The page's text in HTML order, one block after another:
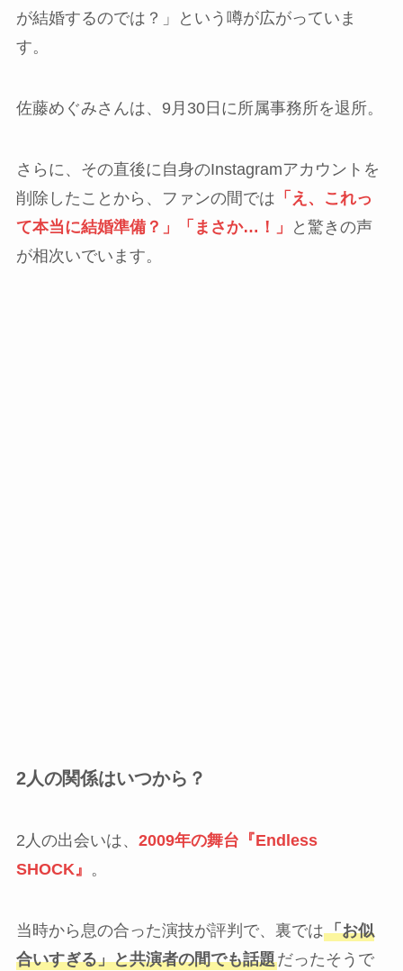
が結婚するのでは？」という噂が広がっていま
す。
佐藤めぐみさんは、9月30日に所属事務所を退所。
さらに、その直後に自身のInstagramアカウントを
削除したことから、ファンの間では 「え、これっ
て本当に結婚準備？」「まさか…！」
と驚きの声
が相次いでいます。
2人の関係はいつから？
2人の出会いは、 2009年の舞台『Endless
SHOCK』 。
当時から息の合った演技が評判で、裏では「お似
合いすぎる」と共演者の間でも話題だったそうで